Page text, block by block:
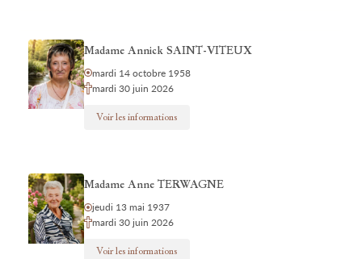
Madame Annick SAINT-VITEUX
mardi 14 octobre 1958
mardi 30 juin 2026
Voir les informations
Madame Anne TERWAGNE
jeudi 13 mai 1937
mardi 30 juin 2026
Voir les informations